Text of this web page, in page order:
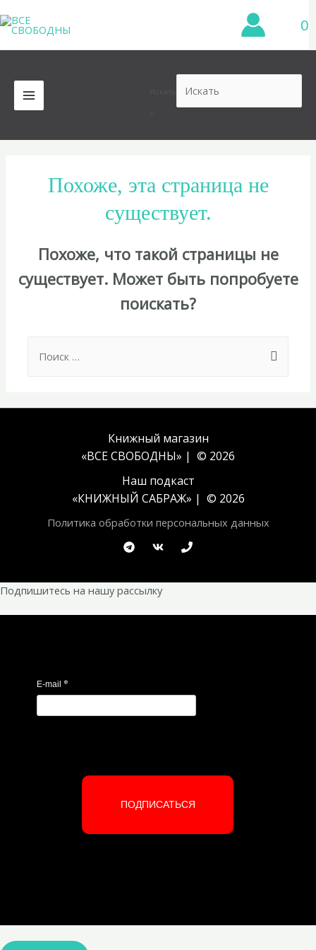
к
содержимому
0
MAIN
MENU
Похоже, эта страница не
существует.
Похоже, что такой страницы не
существует. Может быть попробуете
поискать?
for:
Книжный магазин
«ВСЕ СВОБОДНЫ» | © 2026
Наш подкаст
«КНИЖНЫЙ САБРАЖ» | © 2026
Политика обработки персональных данных
Подпишитесь на нашу рассылку
E-mail *
ПОДПИСАТЬСЯ